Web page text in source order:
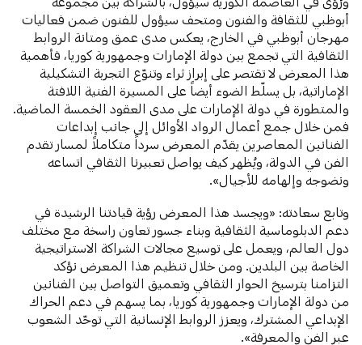
أبوظبي للثقافة والفنون ومتحف سيؤول للفنون ضمن فعاليات
مهرجان أبوظبي في الخارج، يعكس مدى عمق ومتانة الروابط
الثقافية التي تجمع بين دولة الإمارات وجمهورية كوريا، فأهمية
هذا المعرض لا تقتصر على إبراز ثراء وتنوّع التجربة التشكيلية
الإماراتية، بل يسلّط الضوء أيضاً على المسيرة الفنية اللافتة
والمتطورة في دولة الإمارات على مدى العقود الخمسة الماضية.
فمن خلال جمع أعمال الرواد الأوائل إلى جانب إبداعات
الفنانين المعاصرين يقدّم المعرض سرداً متكاملاً لمسار تقدم
الفن في الدولة، ويُظهر كيف يواصل تعبيرنا الثقافي اتساعه
ونضوجه وإلهامه للأجيال».
وتابع سعادته: «ويجسد هذا المعرض رؤية قيادتنا الرشيدة في
دعم الدبلوماسية الثقافية وبناء جسور تعاون راسخة مع مختلف
دول العالم، ويعمل على توسيع مجالات الشراكة الاستراتيجية
الخاصة بين البلدين. ومن خلال تنظيم هذا المعرض نؤكد
التزامنا بترسيخ الحوار الثقافي وتعميق التواصل بين الفنانين
من دولة الإمارات وجمهورية كوريا، بما يسهم في دعم الحراك
الإبداعي المشترك، ويعزز الروابط الإنسانية التي توحّد الشعوب
عبر الفن والمعرفة».